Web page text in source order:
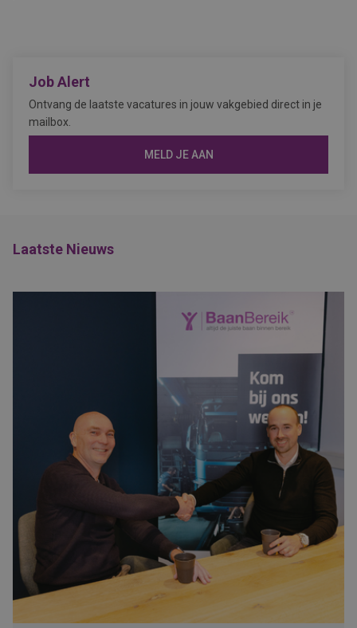
Job Alert
Ontvang de laatste vacatures in jouw vakgebied direct in je
mailbox.
MELD JE AAN
Laatste Nieuws